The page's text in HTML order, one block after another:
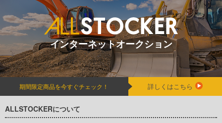
インターネットオークション
期間限定商品を今すぐチェック！ 詳しくはこちら
ALLSTOCKERについて